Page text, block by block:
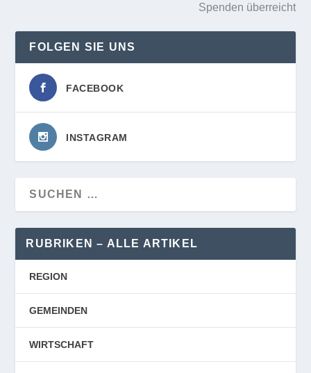
Spenden überreicht
FOLGEN SIE UNS
FACEBOOK
INSTAGRAM
RUBRIKEN – ALLE ARTIKEL
REGION
GEMEINDEN
WIRTSCHAFT